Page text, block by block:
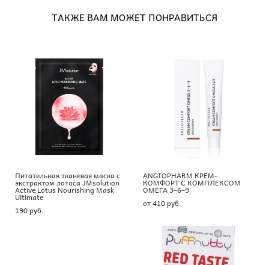
ТАКЖЕ ВАМ МОЖЕТ ПОНРАВИТЬСЯ
Питательная тканевая маска с
экстрактом лотоса JMsolution
Active Lotus Nourishing Mask
Ultimate
190 pуб.
ANGIOPHARM КРЕМ-
КОМФОРТ С КОМПЛЕКСОМ
ОМЕГА 3–6–9
от 410 pуб.